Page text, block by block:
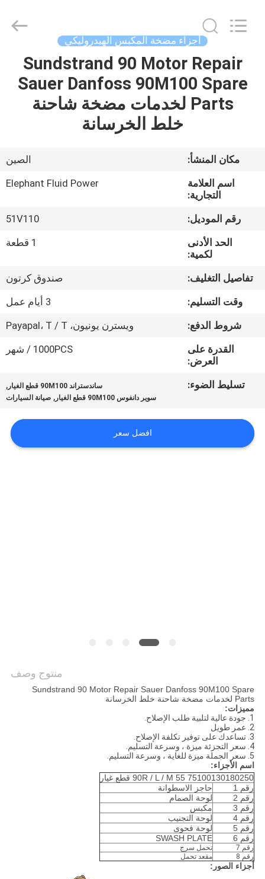
منزل،
بيت
معلومات
جولة
مراقبة
اتصل
حالات
Co.,Ltd.
أجزاء مضخة المكبس الهيدروليكي
Sundstrand 90 Motor Repair
Sauer Danfoss 90M100 Spare
Parts لخدمات مضخة شاحنة
خلط الخرسانة
مكان المنشأ:
الصين
اسم العلامة
التجارية:
Elephant Fluid Power
رقم الموديل:
51V110
الحد الأدنى
لكمية:
1 قطعة
تفاصيل التغليف:
صندوق كرتون
وقت التسليم:
3 أيام عمل
شروط الدفع:
ويسترن يونيون، Payapal، T / T
القدرة على
العرض:
1000PCS / شهر
تسليط الضوء: ساندستراند 90M100 قطع الغيار ,
سوير دانفوس 90M100 قطع الغيار , صيانة السيارات
افضل سعر
منتوج وصف
Sundstrand 90 Motor Repair Sauer Danfoss 90M100 Spare
Parts لخدمات مضخة شاحنة خلط الخرسانة
مميزات:
1. جودة عالية لتلبية طلب الإصلاح.
2. عمر طويل
3. تساعدك على توفير تكلفة الإصلاح.
4. سعر التجزئة ميزة ، وسرعة التسليم.
5. سعر الجملة ميزة للغاية ، وسرعة التسليم.
اسم الأجزاء:
90R / L / M 55 75100130180250 قطع غيار
رقم 1
حاجز الاسطوانة
رقم 2
لوحة الصمام
رقم 3
مكبس
رقم 4
لوحة التجنيب
رقم 5
لوحة فحوى
رقم 6
SWASH PLATE
رقم 7
تحمل سرج
رقم 8
مقعد تحمل
أجزاء الصور: